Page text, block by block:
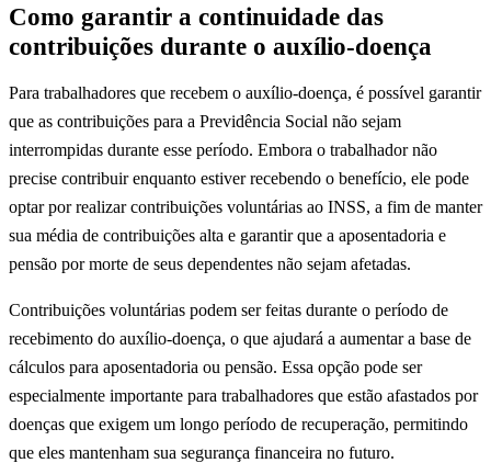
Como garantir a continuidade das
contribuições durante o auxílio-doença
Para trabalhadores que recebem o auxílio-doença, é possível garantir
que as contribuições para a Previdência Social não sejam
interrompidas durante esse período. Embora o trabalhador não
precise contribuir enquanto estiver recebendo o benefício, ele pode
optar por realizar contribuições voluntárias ao INSS, a fim de manter
sua média de contribuições alta e garantir que a aposentadoria e
pensão por morte de seus dependentes não sejam afetadas.
Contribuições voluntárias podem ser feitas durante o período de
recebimento do auxílio-doença, o que ajudará a aumentar a base de
cálculos para aposentadoria ou pensão. Essa opção pode ser
especialmente importante para trabalhadores que estão afastados por
doenças que exigem um longo período de recuperação, permitindo
que eles mantenham sua segurança financeira no futuro.